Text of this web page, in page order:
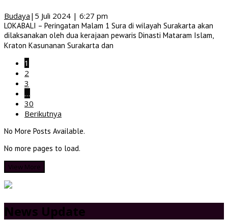
Budaya | 5 Juli 2024 | 6:27 pm
LOKABALI – Peringatan Malam 1 Sura di wilayah Surakarta akan
dilaksanakan oleh dua kerajaan pewaris Dinasti Mataram Islam,
Kraton Kasunanan Surakarta dan
1
2
3
…
30
Berikutnya
No More Posts Available.
No more pages to load.
View More
News Update